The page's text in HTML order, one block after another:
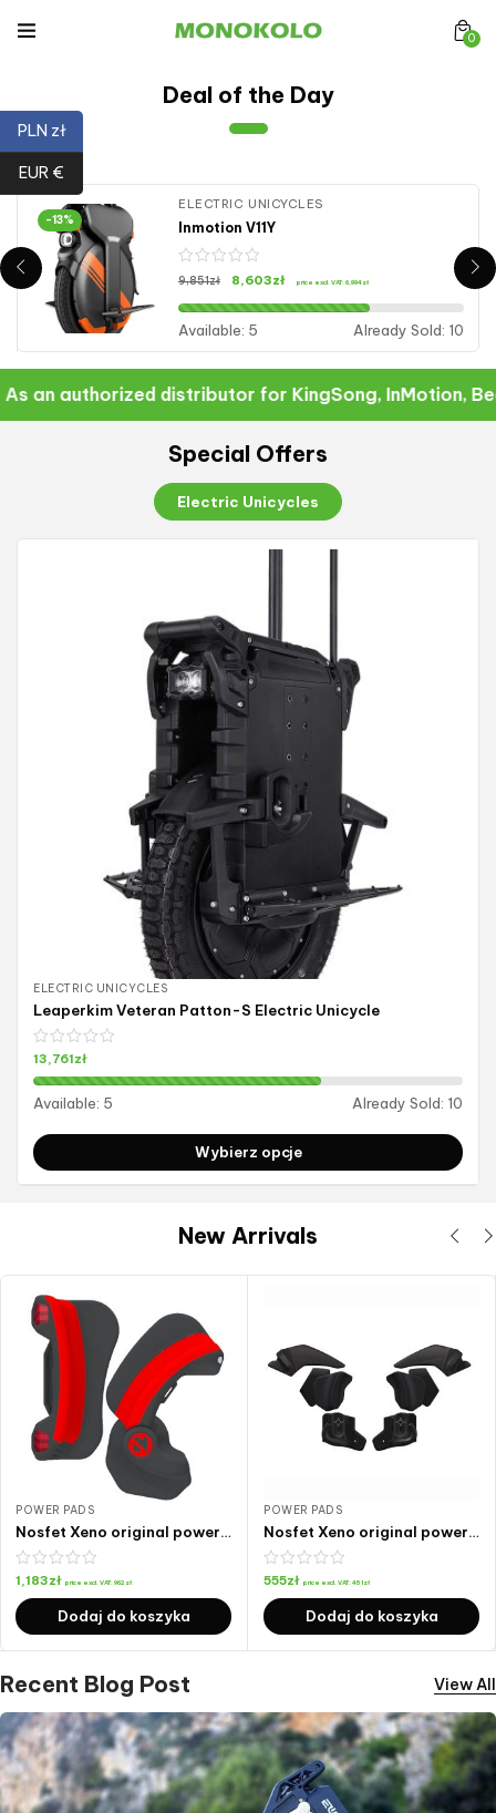
0
Deal of the Day
-13%
ELECTRIC UNICYCLES
Inmotion V11Y
9,851zł 8,603zł price excl. VAT:6,994zł
Available: 5 Already Sold: 10
As an authorized distributor for KingSong, InMotion,
Special Offers
Electric Unicycles
ELECTRIC UNICYCLES
Leaperkim Veteran Patton-S Electric Unicycle
13,761zł
Available: 5 Already Sold: 10
Wybierz opcje
New Arrivals
POWER PADS
Nosfet Xeno original powerpads Beidou BVD 4
1,183zł price excl. VAT:962 zł
Dodaj do koszyka
POWER PADS
Nosfet Xeno original powerpads Beidou BVD 4
555zł price excl. VAT:451zł
Dodaj do koszyka
Recent Blog Post View All
PLN zł
EUR €